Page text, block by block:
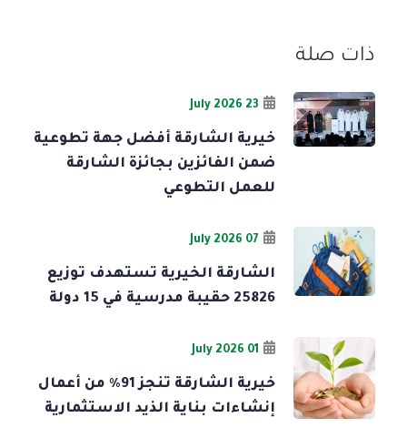
ذات صلة
23 July 2026
خيرية الشارقة أفضل جهة تطوعية
ضمن الفائزين بجائزة الشارقة
للعمل التطوعي
07 July 2026
الشارقة الخيرية تستهدف توزيع
25826 حقيبة مدرسية في 15 دولة
01 July 2026
خيرية الشارقة تنجز 91% من أعمال
إنشاءات بناية الذيد الاستثمارية